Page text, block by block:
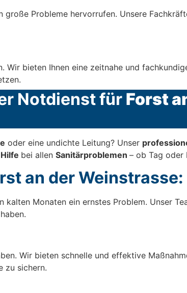
große Probleme hervorrufen. Unsere
Wir bieten Ihnen eine zeitnahe und
Notdienst für Forst
oder eine undichte Leitung? Unser
Hilfe bei allen Sanitärproblemen – ob Tag oder
an der Weinstrasse:
kalten Monaten ein ernstes Problem. Unser
Wir bieten schnelle und effektive
zu sichern.